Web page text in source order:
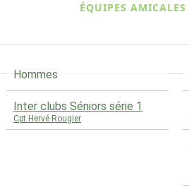
ÉQUIPES AMICALES
Hommes
Inter clubs Séniors série 1
Cpt Hervé Rougier